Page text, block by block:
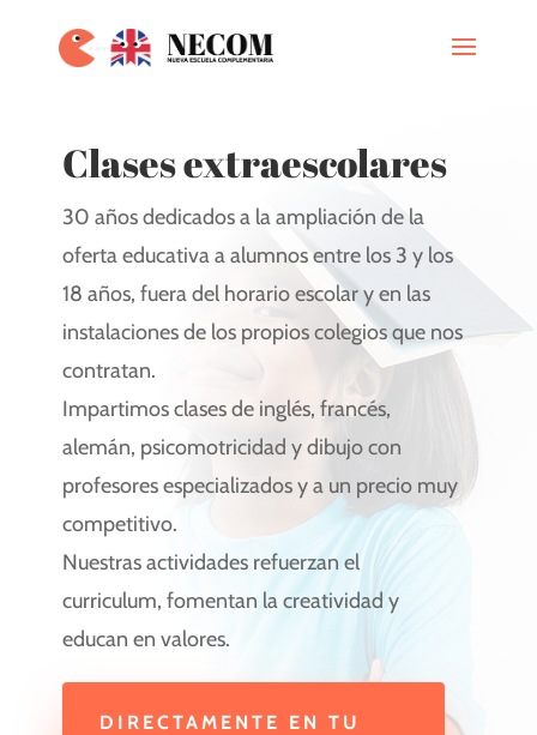
Clases extraescolares
30 años dedicados a la ampliación de la
oferta educativa a alumnos entre los 3 y los
18 años, fuera del horario escolar y en las
instalaciones de los propios colegios que nos
contratan.
Impartimos clases de inglés, francés,
alemán, psicomotricidad y dibujo con
profesores especializados y a un precio muy
competitivo.
Nuestras actividades refuerzan el
curriculum, fomentan la creatividad y
educan en valores.
DIRECTAMENTE EN TU